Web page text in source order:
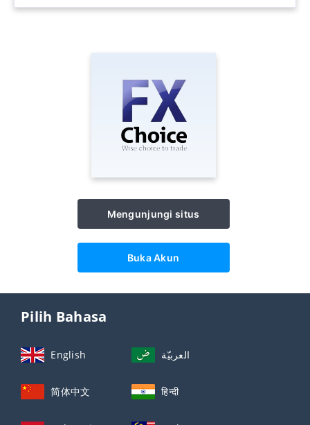
Mengunjungi situs
Buka Akun
Pilih Bahasa
English العربيّة
简体中文 हिन्दी